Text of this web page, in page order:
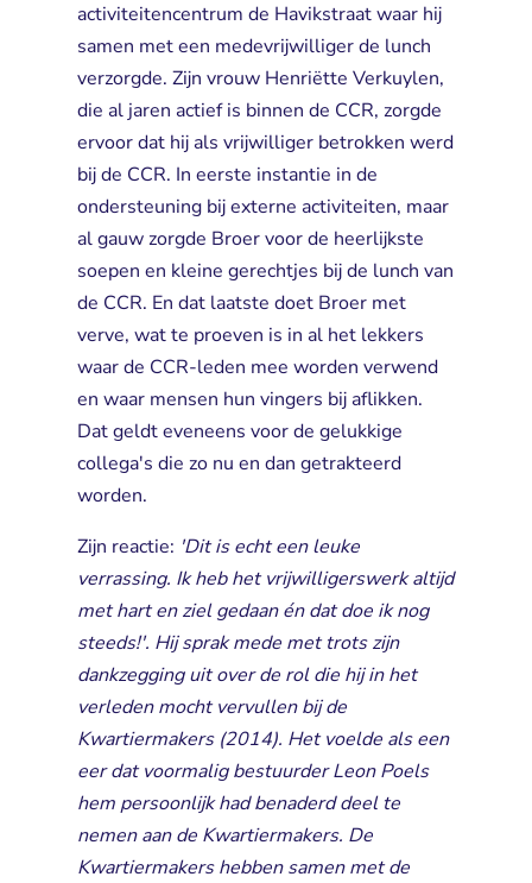
activiteitencentrum de Havikstraat waar hij
samen met een medevrijwilliger de lunch
verzorgde. Zijn vrouw Henriëtte Verkuylen,
die al jaren actief is binnen de CCR, zorgde
ervoor dat hij als vrijwilliger betrokken werd
bij de CCR. In eerste instantie in de
ondersteuning bij externe activiteiten, maar
al gauw zorgde Broer voor de heerlijkste
soepen en kleine gerechtjes bij de lunch van
de CCR. En dat laatste doet Broer met
verve, wat te proeven is in al het lekkers
waar de CCR-leden mee worden verwend
en waar mensen hun vingers bij aflikken.
Dat geldt eveneens voor de gelukkige
collega's die zo nu en dan getrakteerd
worden.
Zijn reactie: 'Dit is echt een leuke
verrassing. Ik heb het vrijwilligerswerk altijd
met hart en ziel gedaan én dat doe ik nog
steeds!'. Hij sprak mede met trots zijn
dankzegging uit over de rol die hij in het
verleden mocht vervullen bij de
Kwartiermakers (2014). Het voelde als een
eer dat voormalig bestuurder Leon Poels
hem persoonlijk had benaderd deel te
nemen aan de Kwartiermakers. De
Kwartiermakers hebben samen met de